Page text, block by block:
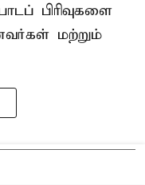
பிரிவுகளை
மற்றும்